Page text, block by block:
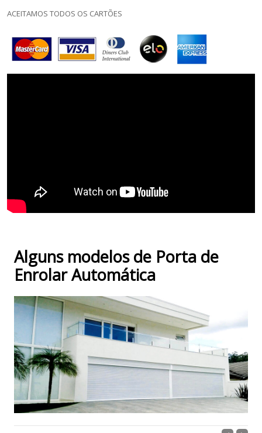
ACEITAMOS TODOS OS CARTÕES
Alguns modelos de Porta de
Enrolar Automática